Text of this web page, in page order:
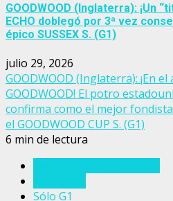
GOODWOOD (Inglaterra): ¡Un
ECHO doblegó por 3ª vez
épico SUSSEX S. (G1)
julio 29, 2026
GOODWOOD (Inglaterra): ¡En
GOODWOOD! El potro
confirma como el mejor
el GOODWOOD CUP S. (G1)
6 min de lectura
Sólo G1